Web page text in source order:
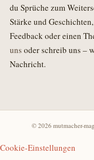
du Sprüche zum
Stärke und
Feedback oder einen
uns oder schreib uns –
Nachricht.
© 2026 mutmacher-
Cookie-Einstellungen